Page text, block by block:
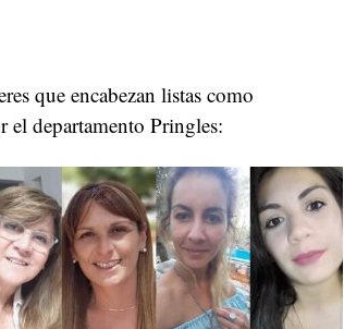
que encabezan listas como
el departamento Pringles: